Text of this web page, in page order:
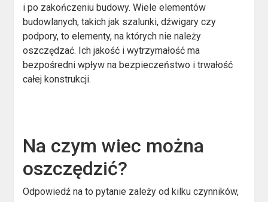
i po zakończeniu budowy. Wiele elementów
budowlanych, takich jak szalunki, dźwigary czy
podpory, to elementy, na których nie należy
oszczędzać. Ich jakość i wytrzymałość ma
bezpośredni wpływ na bezpieczeństwo i trwałość
całej konstrukcji.
Na czym wiec można
oszczędzić?
Odpowiedź na to pytanie zależy od kilku czynników,